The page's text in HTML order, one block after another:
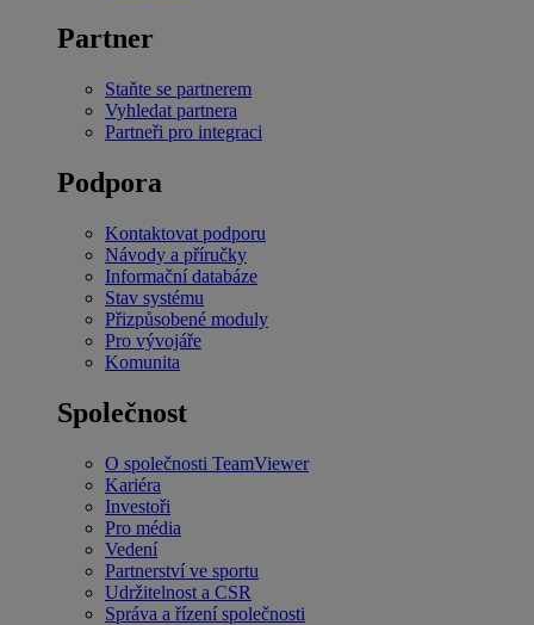
Partner
Staňte se partnerem
Vyhledat partnera
Partneři pro integraci
Podpora
Kontaktovat podporu
Návody a příručky
Informační databáze
Stav systému
Přizpůsobené moduly
Pro vývojáře
Komunita
Společnost
O společnosti TeamViewer
Kariéra
Investoři
Pro média
Vedení
Partnerství ve sportu
Udržitelnost a CSR
Správa a řízení společnosti